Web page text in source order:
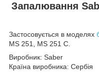
Запалювання
Застосовується в моделях
MS 251, MS 251 C.
Виробник: Saber
Країна виробника: Сербія